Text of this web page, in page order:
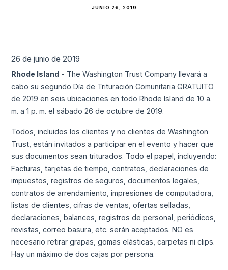
JUNIO 26, 2019
26 de junio de 2019
Rhode Island - The Washington Trust Company llevará a
cabo su segundo Día de Trituración Comunitaria GRATUITO
de 2019 en seis ubicaciones en todo Rhode Island de 10 a.
m. a 1 p. m. el sábado 26 de octubre de 2019.
Todos, incluidos los clientes y no clientes de Washington
Trust, están invitados a participar en el evento y hacer que
sus documentos sean triturados. Todo el papel, incluyendo:
Facturas, tarjetas de tiempo, contratos, declaraciones de
impuestos, registros de seguros, documentos legales,
contratos de arrendamiento, impresiones de computadora,
listas de clientes, cifras de ventas, ofertas selladas,
declaraciones, balances, registros de personal, periódicos,
revistas, correo basura, etc. serán aceptados. NO es
necesario retirar grapas, gomas elásticas, carpetas ni clips.
Hay un máximo de dos cajas por persona.